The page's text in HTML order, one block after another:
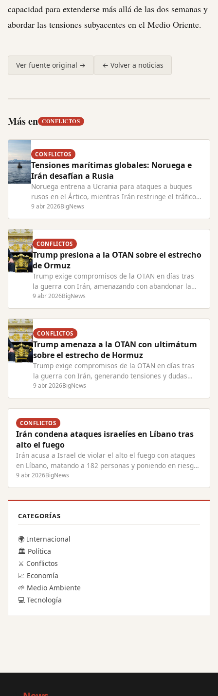
capacidad para extenderse más allá de las dos semanas y
abordar las tensiones subyacentes en el Medio Oriente.
Ver fuente original → ← Volver a noticias
Más en CONFLICTOS
CONFLICTOS
Tensiones marítimas globales: Noruega e
Irán desafían a Rusia
Noruega entrena a Ucrania para ataques a buques
rusos en el Ártico, mientras Irán restringe el tráfico
en el Estrecho de Ormuz, elevando riesgos de
conflicto.
9 abr 2026BigNews
CONFLICTOS
Trump presiona a la OTAN sobre el estrecho
de Ormuz
Trump exige compromisos de la OTAN en días tras
la guerra con Irán, amenazando con abandonar la
alianza y criticando la falta de apoyo europeo.
9 abr 2026BigNews
CONFLICTOS
Trump amenaza a la OTAN con ultimátum
sobre el estrecho de Hormuz
Trump exige compromisos de la OTAN en días tras
la guerra con Irán, generando tensiones y dudas
sobre la continuidad de EE.UU. en la alianza.
9 abr 2026BigNews
CONFLICTOS
Irán condena ataques israelíes en Líbano tras
alto el fuego
Irán acusa a Israel de violar el alto el fuego con ataques
en Líbano, matando a 182 personas y poniendo en riesgo
las negociaciones de paz.
9 abr 2026BigNews
CATEGORÍAS
🌍 Internacional
🏛️ Política
⚔️ Conflictos
📈 Economía
🌱 Medio Ambiente
💻 Tecnología